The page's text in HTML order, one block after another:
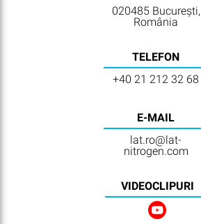
020485 București,
România
TELEFON
+40 21 212 32 68
E-MAIL
lat.ro@lat-
nitrogen.com
VIDEOCLIPURI